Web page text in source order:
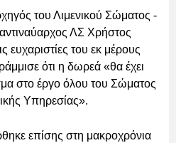
του Λιμενικού Σώματος -
ΛΣ Χρήστος
ευχαριστίες του εκ μέρους
ότι η δωρεά «θα έχει
στο έργο όλου του Σώματος
Υπηρεσίας».
επίσης στη μακροχρόνια